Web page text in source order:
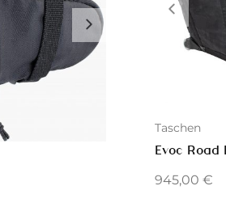
Taschen
Evoc Road
945,00 €